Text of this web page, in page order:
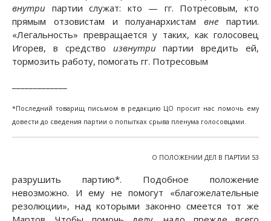
внутри партии служат: кто — гг. Потресовым, кто
прямым отзовистам и полуанархистамвне партии.
«Легальность» превращается у таких, как голосовец
Игорев, в средство извнутри партии вредить ей,
тормозить работу, помогать гг. Потресовым
*Последний товарищ письмом в редакцию ЦО просит нас помочь ему
довести до сведения партии о попытках срыва пленума голосовцами.
О ПОЛОЖЕНИИ ДЕЛ В ПАРТИИ 53
разрушить партию*. Подобное положение
невозможно. И ему не помогут «благожелательные
резолюции», над которыми законно смеется тот же